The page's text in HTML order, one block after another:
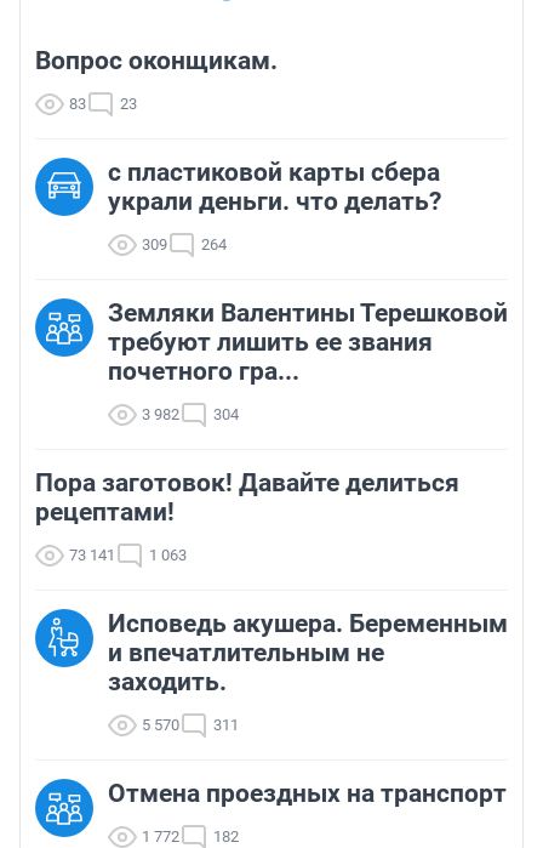
Вопрос оконщикам.
83 23
с пластиковой карты сбера
украли деньги. что делать?
309 264
Земляки Валентины Терешковой
требуют лишить ее звания
почетного гра...
3 982 304
Пора заготовок! Давайте делиться
рецептами!
73 141 1 063
Исповедь акушера. Беременным
и впечатлительным не
заходить.
5 570 311
Отмена проездных на транспорт
1 772 182